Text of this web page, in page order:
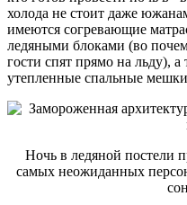
холода не стоит даже
имеются согревающие
ледяными блоками (во
гости спят прямо на льду),
утепленные спальные
Ночь в ледяной постели
самых неожиданных